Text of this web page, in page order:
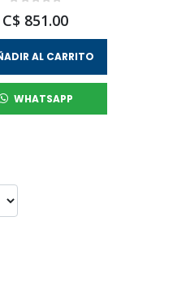
C$ 851.00
AL CARRITO
WHATSAPP